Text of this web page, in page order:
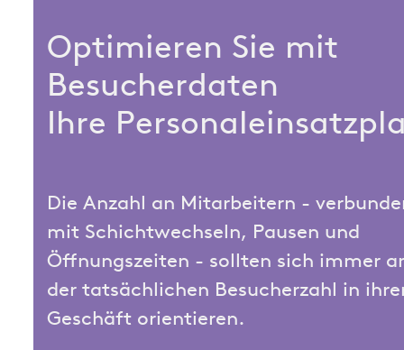
Optimieren Sie mit
Besucherdaten
Ihre
Die Anzahl an Mitarbeitern -
mit Schichtwechseln, Pausen und
Öffnungszeiten - sollten sich immer
der tatsächlichen Besucherzahl in
Geschäft orientieren.